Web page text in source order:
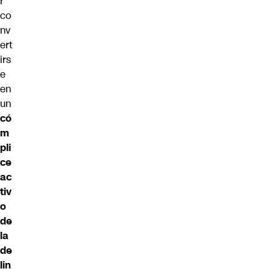
co
nv
ert
irs
e
en
un
có
m
pli
ce
ac
tiv
o
de
la
de
lin